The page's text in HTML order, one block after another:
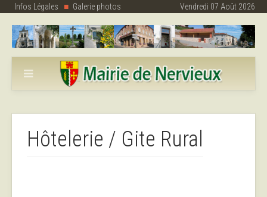
Infos Légales Galerie photos Vendredi 07 Août 2026
Hôtelerie / Gite Rural